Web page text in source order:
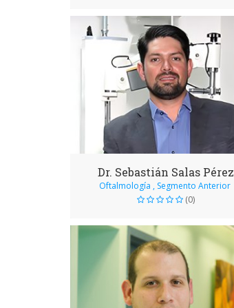
Dr. Sebastián Salas Pérez
Oftalmología , Segmento Anterior
(0)